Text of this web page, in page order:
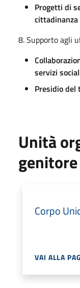
Progetti di
cittadinanza
8. Supporto agli
servizi
Presidio
Unità
genitore
Corpo
VAI ALLA